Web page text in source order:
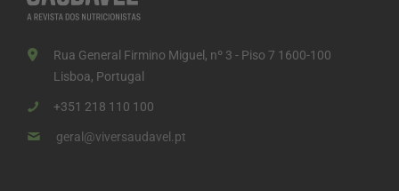
Rua General Firmino Miguel, nº 3 - Piso 7 1600-100
Lisboa, Portugal
+351 218 110 100
geral@viversaudavel.pt